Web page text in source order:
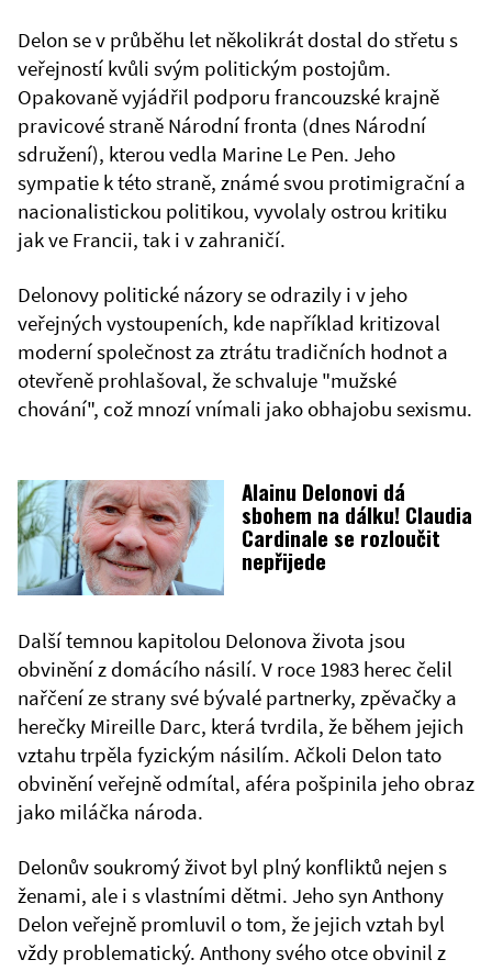
Delon se v průběhu let několikrát dostal do střetu s
veřejností kvůli svým politickým postojům.
Opakovaně vyjádřil podporu francouzské krajně
pravicové straně Národní fronta (dnes Národní
sdružení), kterou vedla Marine Le Pen. Jeho
sympatie k této straně, známé svou protimigrační a
nacionalistickou politikou, vyvolaly ostrou kritiku
jak ve Francii, tak i v zahraničí.
Delonovy politické názory se odrazily i v jeho
veřejných vystoupeních, kde například kritizoval
moderní společnost za ztrátu tradičních hodnot a
otevřeně prohlašoval, že schvaluje "mužské
chování", což mnozí vnímali jako obhajobu sexismu.
Alainu Delonovi dá
sbohem na dálku! Claudia
Cardinale se rozloučit
nepřijede
Další temnou kapitolou Delonova života jsou
obvinění z domácího násilí. V roce 1983 herec čelil
nařčení ze strany své bývalé partnerky, zpěvačky a
herečky Mireille Darc, která tvrdila, že během jejich
vztahu trpěla fyzickým násilím. Ačkoli Delon tato
obvinění veřejně odmítal, aféra pošpinila jeho obraz
jako miláčka národa.
Delonův soukromý život byl plný konfliktů nejen s
ženami, ale i s vlastními dětmi. Jeho syn Anthony
Delon veřejně promluvil o tom, že jejich vztah byl
vždy problematický. Anthony svého otce obvinil z